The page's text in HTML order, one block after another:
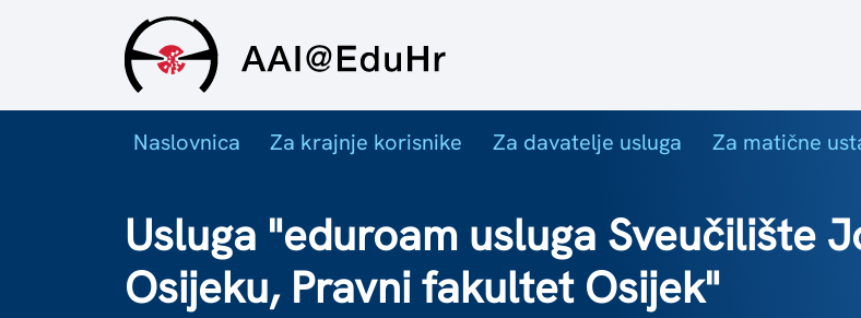
Naslovnica Za krajnje korisnike Za davatelje usluga Za matične
Usluga "eduroam usluga Sveučilište
Osijeku, Pravni fakultet Osijek"